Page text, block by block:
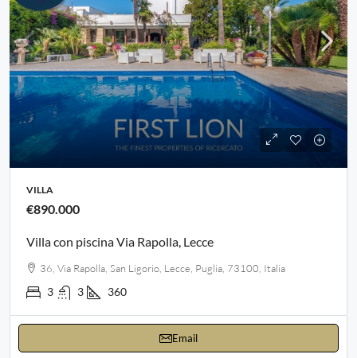
VILLA
€890.000
Villa con piscina Via Rapolla, Lecce
36, Via Rapolla, San Ligorio, Lecce, Puglia, 73100, Italia
3 3 360
Email